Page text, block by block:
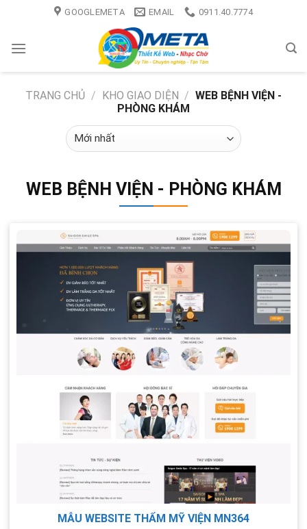
content
GOOGLEMETA EMAIL 0911.40.7774
TRANG CHỦ / KHO GIAO DIỆN / WEB BỆNH VIỆN -
PHÒNG KHÁM
WEB BỆNH VIỆN - PHÒNG KHÁM
MẪU WEBSITE THẨM MỸ VIỆN MN364